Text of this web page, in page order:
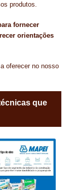
produtos.
fornecer
orientações
oferecer no nosso
que